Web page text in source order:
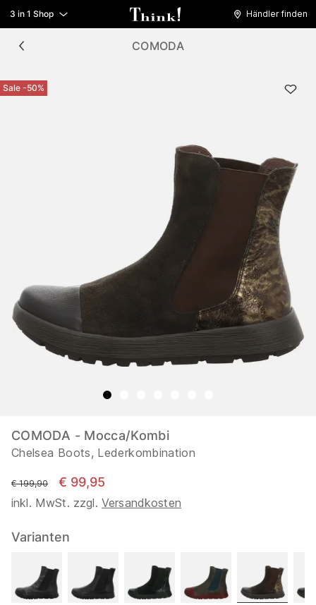
3 in 1 Shop Händler finden
COMODA
Sale -50%
COMODA - Mocca/Kombi
Chelsea Boots, Lederkombination
statt
€ 199,90 € 99,95
inkl. MwSt. zzgl. Versandkosten
Varianten